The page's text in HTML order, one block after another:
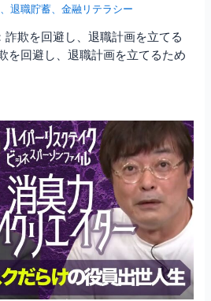
、退職貯蓄 、金融リテラシー
欺を回避し、退職計画を立てる
を回避し、退職計画を立てるため